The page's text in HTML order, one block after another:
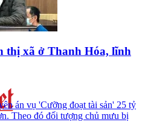
thị xã ở Thanh Hóa, lĩnh
án vụ 'Cưỡng đoạt tài sản' 25 tỷ
Theo đó đối tượng chủ mưu bị